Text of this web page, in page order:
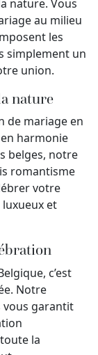
nature. Vous
au milieu
les
simplement un
union.
nature
de mariage en
harmonie
belges, notre
romantisme
votre
et
c’est
Notre
vous garantit
la